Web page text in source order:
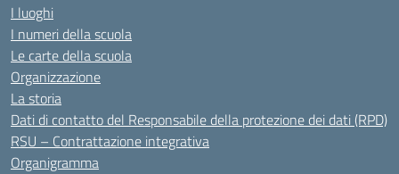
I luoghi
I numeri della scuola
Le carte della scuola
Organizzazione
La storia
Dati di contatto del Responsabile della protezione dei dati (RPD)
RSU – Contrattazione integrativa
Organigramma